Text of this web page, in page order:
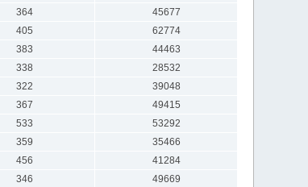
364
45677
405
62774
383
44463
338
28532
322
39048
367
49415
533
53292
359
35466
456
41284
346
49669